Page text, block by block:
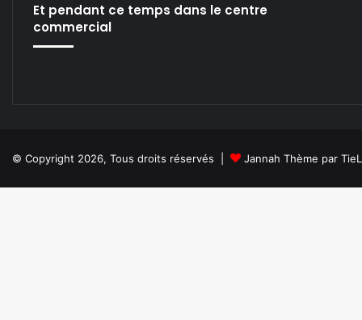
Et pendant ce temps dans le centre
commercial
© Copyright 2026, Tous droits réservés | Jannah Thème par